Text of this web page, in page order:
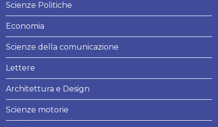
Scienze Politiche
Economia
Scienze della comunicazione
Lettere
Architettura e Design
Scienze motorie